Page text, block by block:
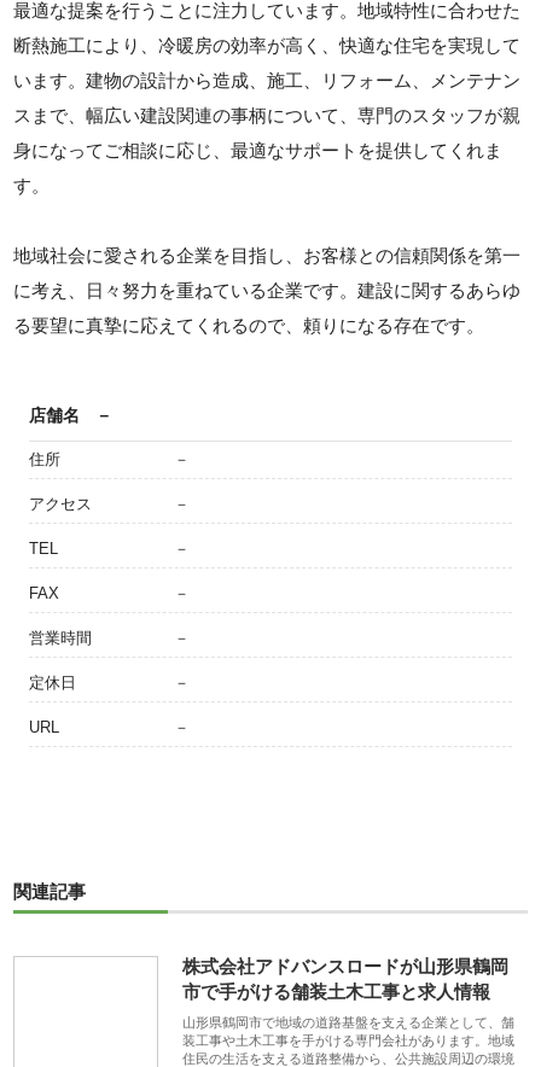
最適な提案を行うことに注力しています。地域特性に合わせた
断熱施工により、冷暖房の効率が高く、快適な住宅を実現して
います。建物の設計から造成、施工、リフォーム、メンテナン
スまで、幅広い建設関連の事柄について、専門のスタッフが親
身になってご相談に応じ、最適なサポートを提供してくれま
す。
地域社会に愛される企業を目指し、お客様との信頼関係を第一
に考え、日々努力を重ねている企業です。建設に関するあらゆ
る要望に真摯に応えてくれるので、頼りになる存在です。
店舗名 －
住所 －
アクセス －
TEL －
FAX －
営業時間 －
定休日 －
URL －
関連記事
株式会社アドバンスロードが山形県鶴岡
市で手がける舗装土木工事と求人情報
山形県鶴岡市で地域の道路基盤を支える企業として、舗
装工事や土木工事を手がける専門会社があります。地域
住民の生活を支える道路整備から、公共施設周辺の環境